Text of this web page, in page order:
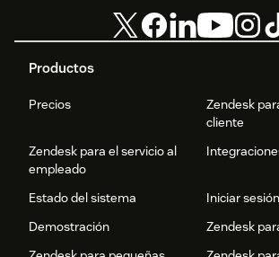
Productos
Precios
Zendesk
cliente
Zendesk para el servicio al
empleado
Estado del sistema
Iniciar sesión
Demostración
Zendesk